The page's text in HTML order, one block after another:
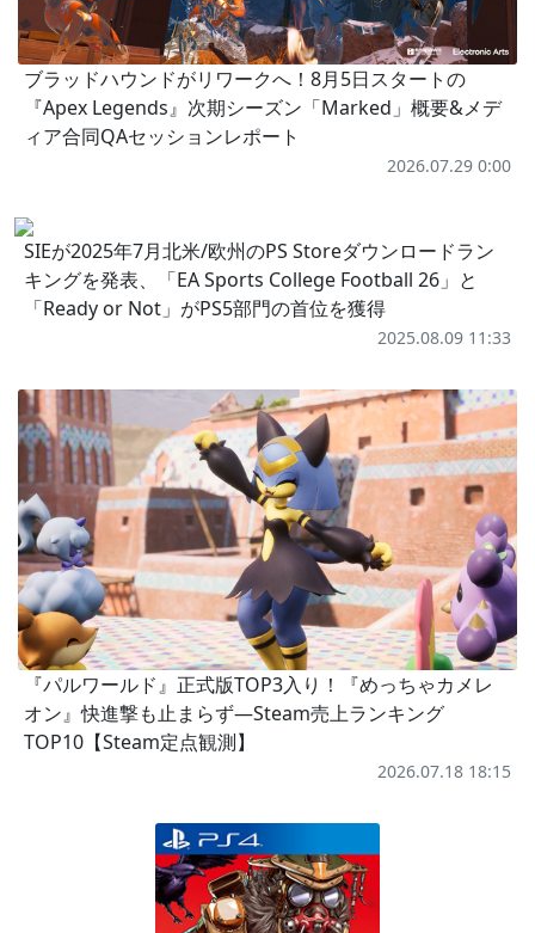
ブラッドハウンドがリワークへ！8月5日スタートの
『Apex Legends』次期シーズン「Marked」概要&メデ
ィア合同QAセッションレポート
2026.07.29 0:00
SIEが2025年7月北米/欧州のPS Storeダウンロードラン
キングを発表、「EA Sports College Football 26」と
「Ready or Not」がPS5部門の首位を獲得
2025.08.09 11:33
『パルワールド』正式版TOP3入り！『めっちゃカメレ
オン』快進撃も止まらず―Steam売上ランキング
TOP10【Steam定点観測】
2026.07.18 18:15